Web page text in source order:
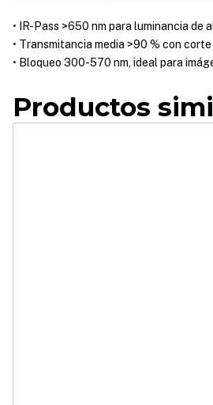
• IR-Pass >650 nm para luminancia de
• Transmitancia media >90 % con
• Bloqueo 300-570 nm, ideal para
Productos